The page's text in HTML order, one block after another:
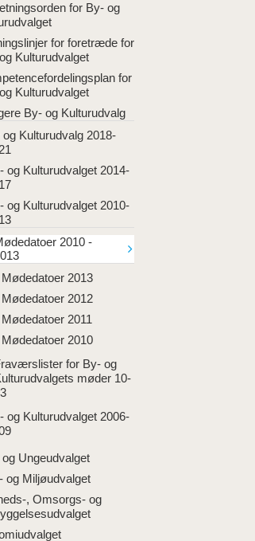
for By- og
for foretræde for
Kulturudvalget
for
Kulturudvalget
By- og Kulturudvalg
og Kulturudvalg 2018-
og Kulturudvalget 2014-
og Kulturudvalget 2010-
2010 -
Mødedatoer 2013
Mødedatoer 2012
Mødedatoer 2011
Mødedatoer 2010
for By- og
møder 10-
og Kulturudvalget 2006-
Ungeudvalget
og Miljøudvalget
, Omsorgs- og